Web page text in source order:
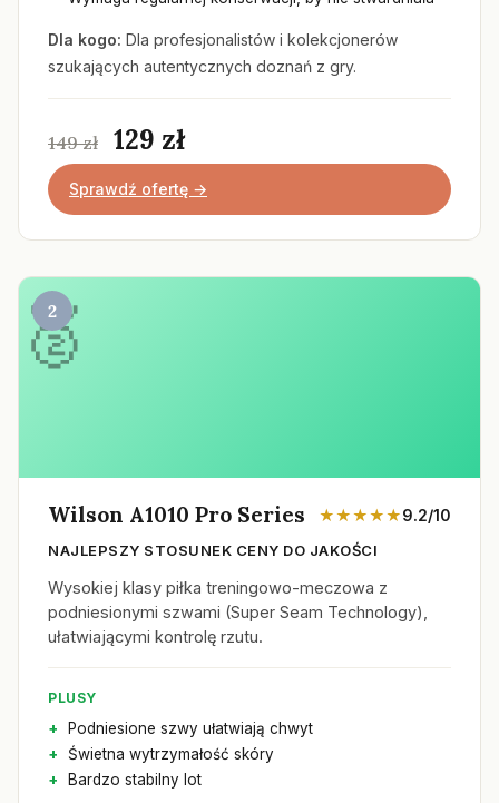
Dla kogo: Dla profesjonalistów i kolekcjonerów
szukających autentycznych doznań z gry.
149 zł 129 zł
Sprawdź ofertę →
2
Wilson A1010 Pro Series ★★★★★9.2/10
NAJLEPSZY STOSUNEK CENY DO JAKOŚCI
Wysokiej klasy piłka treningowo-meczowa z
podniesionymi szwami (Super Seam Technology),
ułatwiającymi kontrolę rzutu.
PLUSY
Podniesione szwy ułatwiają chwyt
Świetna wytrzymałość skóry
Bardzo stabilny lot